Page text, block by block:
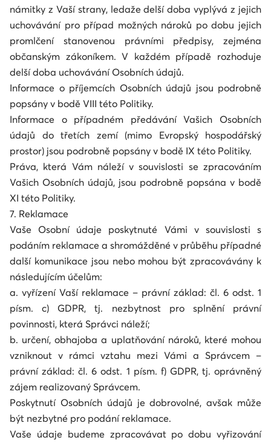
námitky z Vaší strany, ledaže delší doba vyplývá z jejich
uchovávání pro případ možných nároků po dobu jejich
promlčení stanovenou právními předpisy, zejména
občanským zákoníkem. V každém případě rozhoduje
delší doba uchovávání Osobních údajů.
Informace o příjemcích Osobních údajů jsou podrobně
popsány v bodě VIII této Politiky.
Informace o případném předávání Vašich Osobních
údajů do třetích zemí (mimo Evropský hospodářský
prostor) jsou podrobně popsány v bodě IX této Politiky.
Práva, která Vám náleží v souvislosti se zpracováním
Vašich Osobních údajů, jsou podrobně popsána v bodě
XI této Politiky.
7. Reklamace
Vaše Osobní údaje poskytnuté Vámi v souvislosti s
podáním reklamace a shromážděné v průběhu případné
další komunikace jsou nebo mohou být zpracovávány k
následujícím účelům:
a. vyřízení Vaší reklamace – právní základ: čl. 6 odst. 1
písm. c) GDPR, tj. nezbytnost pro splnění právní
povinnosti, která Správci náleží;
b. určení, obhajoba a uplatňování nároků, které mohou
vzniknout v rámci vztahu mezi Vámi a Správcem –
právní základ: čl. 6 odst. 1 písm. f) GDPR, tj. oprávněný
zájem realizovaný Správcem.
Poskytnutí Osobních údajů je dobrovolné, avšak může
být nezbytné pro podání reklamace.
Vaše údaje budeme zpracovávat po dobu vyřizování